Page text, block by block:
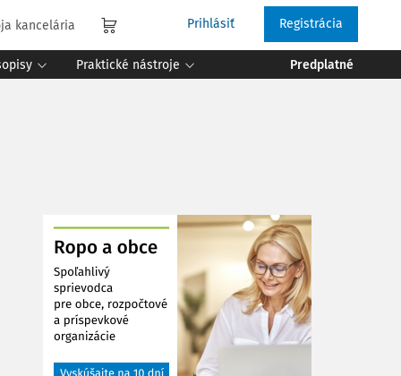
kancelária Prihlásiť Registrácia
Praktické nástroje Predplatné